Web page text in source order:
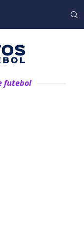
futebol